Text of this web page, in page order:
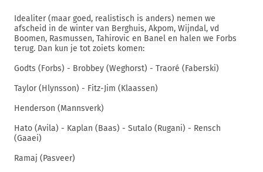
Idealiter (maar goed, realistisch is anders) nemen we
afscheid in de winter van Berghuis, Akpom, Wijndal, vd
Boomen, Rasmussen, Tahirovic en Banel en halen we Forbs
terug. Dan kun je tot zoiets komen:
Godts (Forbs) - Brobbey (Weghorst) - Traoré (Faberski)
Taylor (Hlynsson) - Fitz-Jim (Klaassen)
Henderson (Mannsverk)
Hato (Avila) - Kaplan (Baas) - Sutalo (Rugani) - Rensch
(Gaaei)
Ramaj (Pasveer)